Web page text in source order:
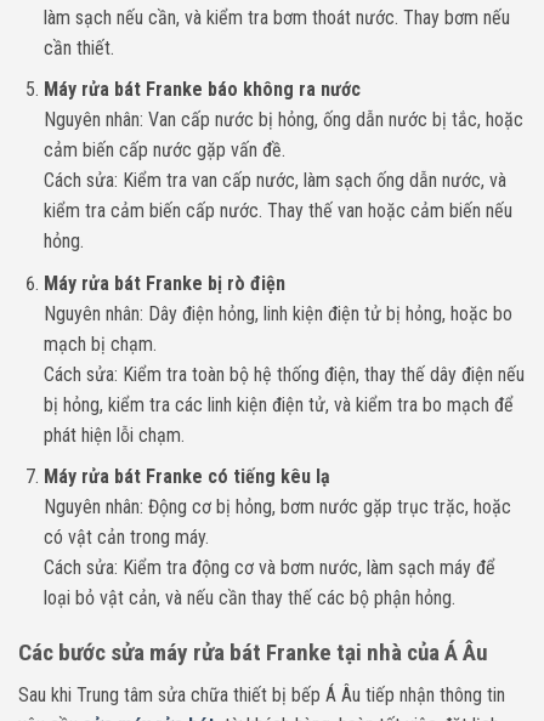
làm sạch nếu cần, và kiểm tra bơm thoát nước. Thay bơm nếu
cần thiết.
Máy rửa bát Franke báo không ra nước
Nguyên nhân: Van cấp nước bị hỏng, ống dẫn nước bị tắc, hoặc
cảm biến cấp nước gặp vấn đề.
Cách sửa: Kiểm tra van cấp nước, làm sạch ống dẫn nước, và
kiểm tra cảm biến cấp nước. Thay thế van hoặc cảm biến nếu
hỏng.
Máy rửa bát Franke bị rò điện
Nguyên nhân: Dây điện hỏng, linh kiện điện tử bị hỏng, hoặc bo
mạch bị chạm.
Cách sửa: Kiểm tra toàn bộ hệ thống điện, thay thế dây điện nếu
bị hỏng, kiểm tra các linh kiện điện tử, và kiểm tra bo mạch để
phát hiện lỗi chạm.
Máy rửa bát Franke có tiếng kêu lạ
Nguyên nhân: Động cơ bị hỏng, bơm nước gặp trục trặc, hoặc
có vật cản trong máy.
Cách sửa: Kiểm tra động cơ và bơm nước, làm sạch máy để
loại bỏ vật cản, và nếu cần thay thế các bộ phận hỏng.
Các bước sửa máy rửa bát Franke tại nhà của Á Âu
Sau khi Trung tâm sửa chữa thiết bị bếp Á Âu tiếp nhận thông tin